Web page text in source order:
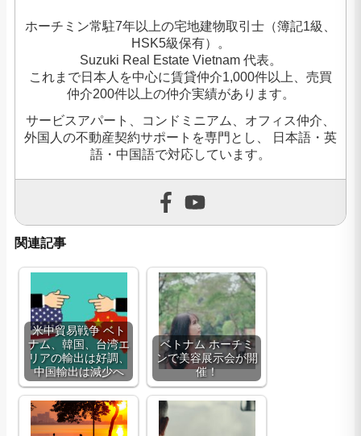
ホーチミン常駐7年以上の宅地建物取引士（簿記1級、
HSK5級保有）。
Suzuki Real Estate Vietnam 代表。
これまで日本人を中心に賃貸仲介1,000件以上、売買
仲介200件以上の仲介実績があります。
サービスアパート、コンドミニアム、オフィス仲介、
外国人の不動産契約サポートを専門とし、 日本語・英
語・中国語で対応しています。
関連記事
米中貿易戦争 ベト
ナム、韓国、台湾エ
リアの輸出は好調、
中国輸出は減少へ
ベトナム ホーチミ
ンで美容展示会が開
催！